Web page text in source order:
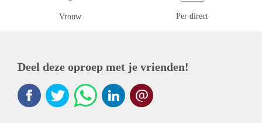
Vrouw Per direct
Deel deze oproep met je vrienden!